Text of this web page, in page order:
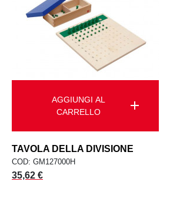
AGGIUNGI AL
CARRELLO
add
TAVOLA DELLA DIVISIONE
COD: GM127000H
Prezzo
35,62 €